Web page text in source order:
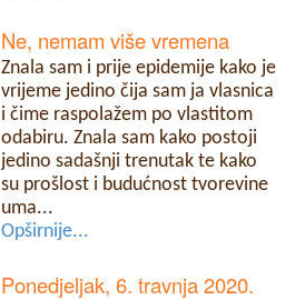
Ne, nemam više vremena
Znala sam i prije epidemije kako je
vrijeme jedino čija sam ja vlasnica
i čime raspolažem po vlastitom
odabiru. Znala sam kako postoji
jedino sadašnji trenutak te kako
su prošlost i budućnost tvorevine
uma...
Opširnije...
Ponedjeljak, 6. travnja 2020.